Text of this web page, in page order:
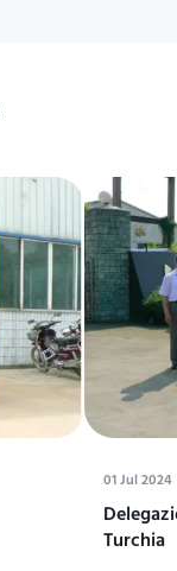
01 Jul 2024
Turchia